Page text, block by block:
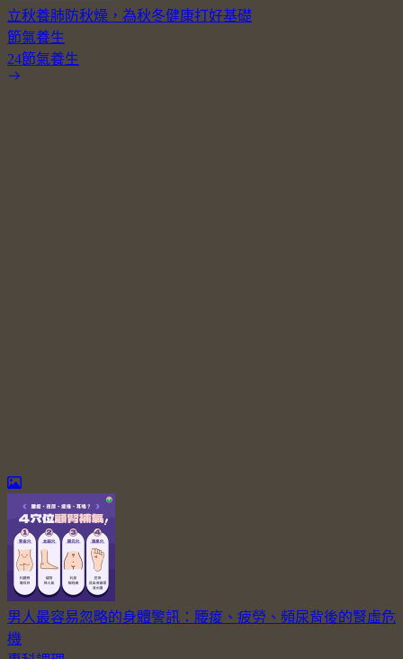
立秋養肺防秋燥，為秋冬健康打好基礎
節氣養生
24節氣養生
男人最容易忽略的身體警訊：腰痠、疲勞、頻尿背後的腎虛危
機